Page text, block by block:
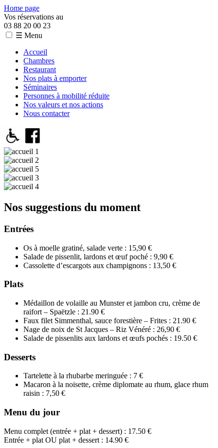
Home page
Vos réservations au
03 88 20 00 23
☰ Menu
Accueil
Chambres
Restaurant
Nos plats à emporter
Séminaires
Personnes à mobilité réduite
Nos valeurs et nos actions
Nous contacter
Nos suggestions du moment
Entrées
Os à moelle gratiné, salade verte : 15,90 €
Salade de pissenlit, lardons et œuf poché : 9,90 €
Cassolette d’escargots aux champignons : 13,50 €
Plats
Médaillon de volaille au Munster et jambon cru, crème de
raifort – Spaëtzle : 21.90 €
Faux filet Simmenthal, sauce forestière – Frites : 21.90 €
Nage de noix de St Jacques – Riz Vénéré : 26,90 €
Salade de pissenlits aux lardons et œufs pochés : 19.50 €
Desserts
Tartelette à la rhubarbe meringuée : 7 €
Macaron à la noisette, crème diplomate au rhum, glace rhum
raisin : 7,50 €
Menu du jour
Menu complet (entrée + plat + dessert) : 17.50 €
Entrée + plat OU plat + dessert : 14.90 €